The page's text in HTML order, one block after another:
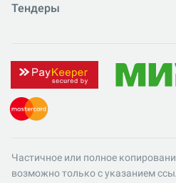
Тендеры
Частичное или полное
возможно только с указанием